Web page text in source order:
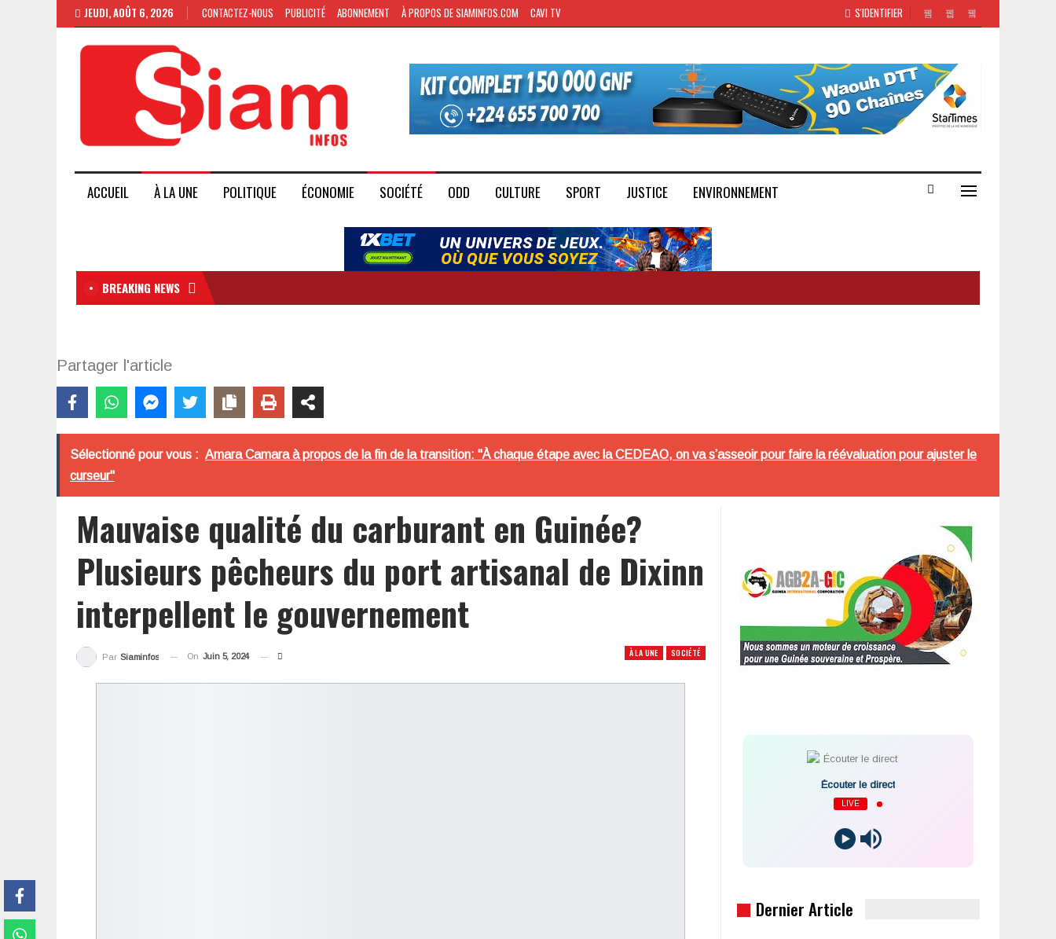
S'IDENTIFIER
JEUDI, AOÛT 6, 2026 CONTACTEZ-NOUS PUBLICITÉ ABONNEMENT À PROPOS DE SIAMINFOS.COM CAVI TV
ACCUEIL À LA UNE POLITIQUE ÉCONOMIE SOCIÉTÉ ODD CULTURE SPORT JUSTICE ENVIRONNEMENT
BREAKING NEWS
Partager l'article
Sélectionné pour vous : Amara Camara à propos de la fin de la transition: "À chaque étape avec la CEDEAO, on va s’asseoir pour faire la réévaluation pour ajuster le
curseur"
Mauvaise qualité du carburant en Guinée?
Plusieurs pêcheurs du port artisanal de Dixinn
interpellent le gouvernement
À LA UNE SOCIÉTÉ
Par Siaminfos On Juin 5, 2024
Écouter le direct
LIVE
Dernier Article